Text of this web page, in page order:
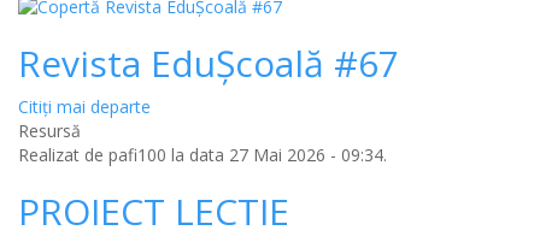
Revista EduȘcoală #67
Citiţi mai departe
Resursă
Realizat de pafi100 la data 27 Mai 2026 - 09:34.
PROIECT LECTIE